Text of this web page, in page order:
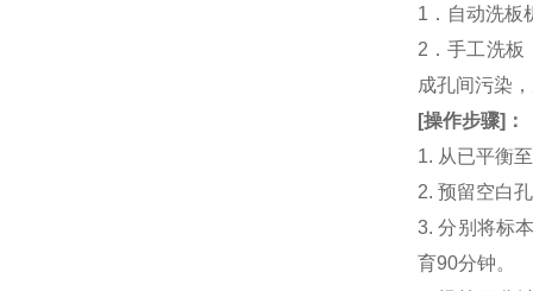
1．自动洗板
2．手工洗板
成孔间污染
[操作步骤] ：
1. 从已平衡
2. 预留空白
3. 分别将标
育90分钟。